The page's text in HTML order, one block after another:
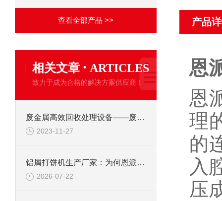
查看全部产品 >>
相关文章 · ARTICLES
致力于成为合格的解决方案供应商！
废金属高效回收处理设备——废钢边角料锤式撕碎机
2023-11-27
铝屑打饼机生产厂家：为何恩派特成为行业优选？
2026-07-22
产品
恩
恩
理
的
入
压